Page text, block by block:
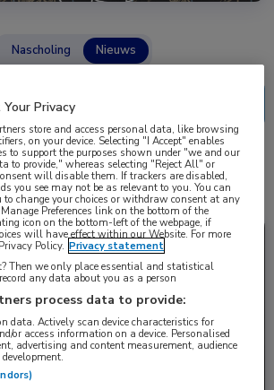
Nascholing Nieuws
✕
Privacy
store and access personal data, like browsing
on your device. Selecting "I Accept" enables
to support the purposes shown under "we and our
to provide," whereas selecting "Reject All" or
will disable them. If trackers are disabled,
you see may not be as relevant to you. You can
to change your choices or withdraw consent at any
Preferences link on the bottom of the
icon on the bottom-left of the webpage, if
will have effect within our Website. For more
Policy. Privacy statement
Then we only place essential and statistical
any data about you as a person
process data to provide:
data. Actively scan device characteristics for
or access information on a device. Personalised
advertising and content measurement, audience